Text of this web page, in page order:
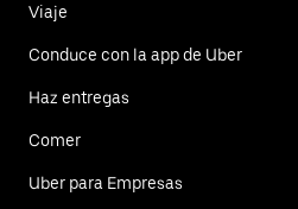
Viaje
Conduce con la app de Uber
Haz entregas
Comer
Uber para Empresas